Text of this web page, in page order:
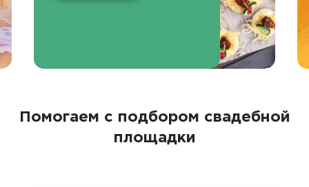
Помогаем с подбором свадебной
площадки